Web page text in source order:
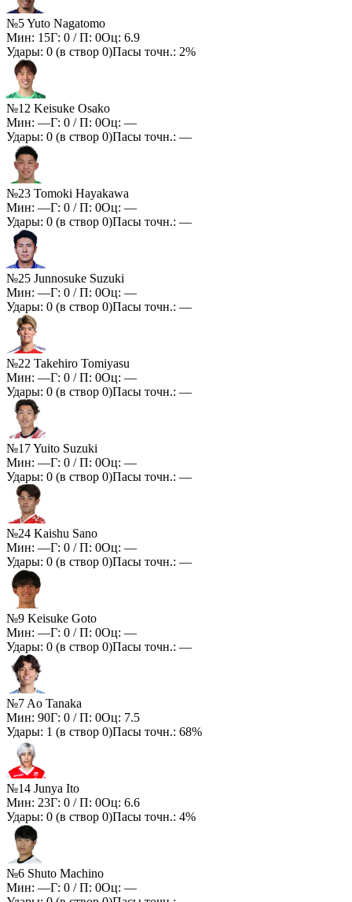
№5 Yuto Nagatomo
Мин: 15Г: 0 / П: 0Оц: 6.9
Удары: 0 (в створ 0)Пасы точн.: 2%
№12 Keisuke Osako
Мин: —Г: 0 / П: 0Оц: —
Удары: 0 (в створ 0)Пасы точн.: —
№23 Tomoki Hayakawa
Мин: —Г: 0 / П: 0Оц: —
Удары: 0 (в створ 0)Пасы точн.: —
№25 Junnosuke Suzuki
Мин: —Г: 0 / П: 0Оц: —
Удары: 0 (в створ 0)Пасы точн.: —
№22 Takehiro Tomiyasu
Мин: —Г: 0 / П: 0Оц: —
Удары: 0 (в створ 0)Пасы точн.: —
№17 Yuito Suzuki
Мин: —Г: 0 / П: 0Оц: —
Удары: 0 (в створ 0)Пасы точн.: —
№24 Kaishu Sano
Мин: —Г: 0 / П: 0Оц: —
Удары: 0 (в створ 0)Пасы точн.: —
№9 Keisuke Goto
Мин: —Г: 0 / П: 0Оц: —
Удары: 0 (в створ 0)Пасы точн.: —
№7 Ao Tanaka
Мин: 90Г: 0 / П: 0Оц: 7.5
Удары: 1 (в створ 0)Пасы точн.: 68%
№14 Junya Ito
Мин: 23Г: 0 / П: 0Оц: 6.6
Удары: 0 (в створ 0)Пасы точн.: 4%
№6 Shuto Machino
Мин: —Г: 0 / П: 0Оц: —